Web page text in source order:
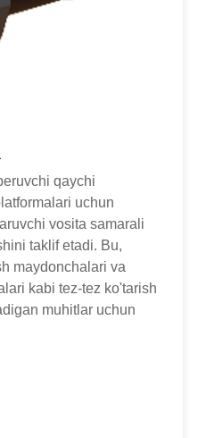
qaychi
uchun
vosita samarali
taklif etadi. Bu,
maydonchalari va
kabi tez-tez ko'tarish
muhitlar uchun